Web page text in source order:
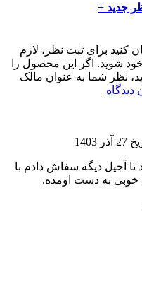
جدید +
کنید برای ثبت نظر، لازم
شوید. اگر این محصول را
نظر شما به عنوان مالک
دیدگاه
27 آذر 1403
تا آجیل دیگه سفاش دادم با
به دست اومده.